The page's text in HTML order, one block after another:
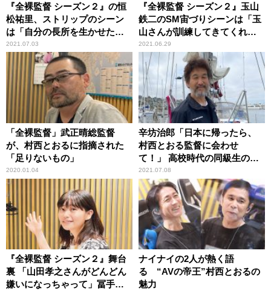
『全裸監督 シーズン２』の恒
松祐里、ストリップのシーン
は「自分の長所を生かせたか
なって思ってます」
2021.07.03
『全裸監督 シーズン２』玉山
鉄二のSM宙づりシーンは「玉
山さんが訓練してきてくれ
て」武正晴監督が明かす
2021.06.29
「全裸監督」武正晴総監督
が、村西とおるに指摘された
「足りないもの」
2020.01.04
辛坊治郎「日本に帰ったら、
村西とおる監督に会わせ
て！」 高校時代の同級生の
『全裸監督』原作者に太平洋
上から“お願い”
2021.07.08
『全裸監督 シーズン２』舞台
裏 「山田孝之さんがどんどん
嫌いになっちゃって」冨手麻
ナイナイの2人が熱く語
る “AVの帝王”村西とおるの
魅力